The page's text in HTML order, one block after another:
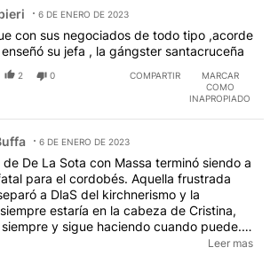
6 DE ENERO DE 2023
con sus negociados de todo tipo ,acorde
su jefa , la gángster santacruceña
2 0 COMPARTIR
MARCAR
COMO
INAPROPIADO
6 DE ENERO DE 2023
De La Sota con Massa terminó siendo a
para el cordobés. Aquella frustrada
a DlaS del kirchnerismo y la
estaría en la cabeza de Cristina,
y sigue haciendo cuando puede.
que terminó con la vida del dueño
Leer mas